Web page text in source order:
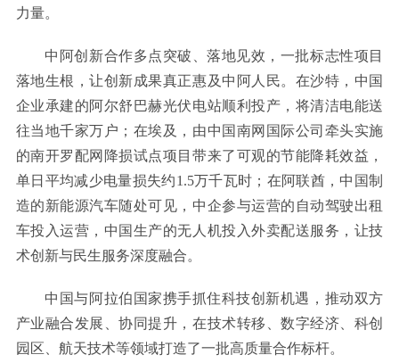
力量。
中阿创新合作多点突破、落地见效，一批标志性项目
落地生根，让创新成果真正惠及中阿人民。在沙特，中国
企业承建的阿尔舒巴赫光伏电站顺利投产，将清洁电能送
往当地千家万户；在埃及，由中国南网国际公司牵头实施
的南开罗配网降损试点项目带来了可观的节能降耗效益，
单日平均减少电量损失约1.5万千瓦时；在阿联酋，中国制
造的新能源汽车随处可见，中企参与运营的自动驾驶出租
车投入运营，中国生产的无人机投入外卖配送服务，让技
术创新与民生服务深度融合。
中国与阿拉伯国家携手抓住科技创新机遇，推动双方
产业融合发展、协同提升，在技术转移、数字经济、科创
园区、航天技术等领域打造了一批高质量合作标杆。